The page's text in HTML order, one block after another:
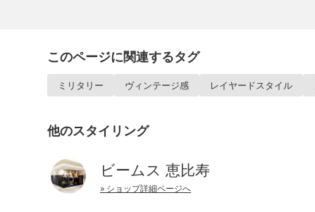
このページに関連するタグ
ミリタリー ヴィンテージ感 レイヤードスタイル
他のスタイリング
ビームス 恵比寿
» ショップ詳細ページへ